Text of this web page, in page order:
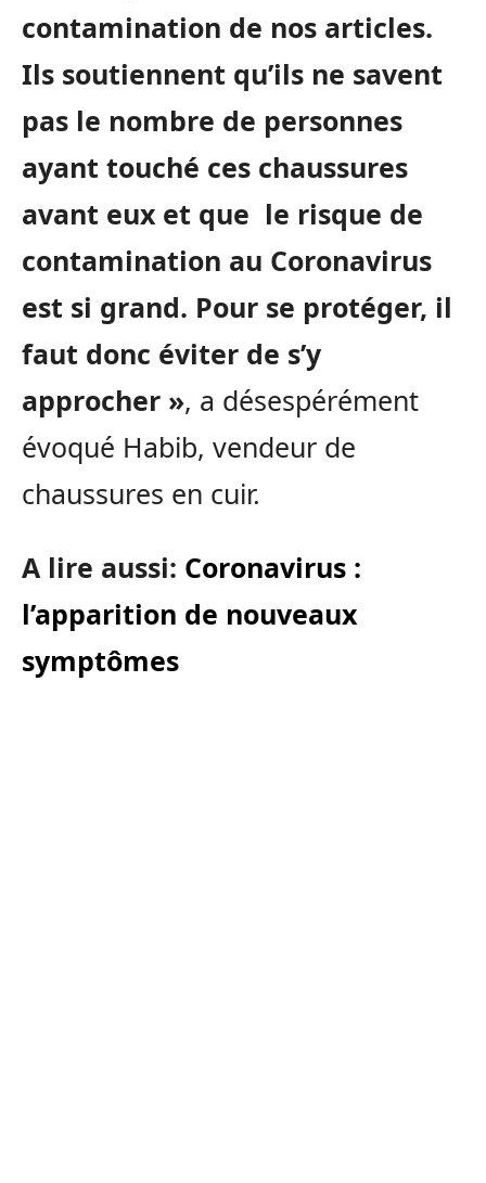
contamination de nos articles.
Ils soutiennent qu’ils ne savent
pas le nombre de personnes
ayant touché ces chaussures
avant eux et que le risque de
contamination au Coronavirus
est si grand. Pour se protéger, il
faut donc éviter de s’y
approcher », a désespérément
évoqué Habib, vendeur de
chaussures en cuir.
A lire aussi: Coronavirus :
l’apparition de nouveaux
symptômes